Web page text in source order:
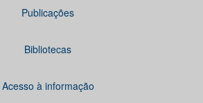
Publicações
Bibliotecas
Acesso à informação